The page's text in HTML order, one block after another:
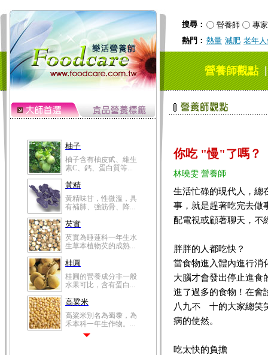
搜尋： 營養師
專家
熱門： 熱量 減肥 老年
營養師觀點
柚子
柚子含有柚皮甙、維生
素C、鈣、蛋白質等...
黃精
黃精味甘，性微溫，具
有補肺、強筋骨、降...
芡實
芡實為睡蓮科一年生水
生草本植物芡的成熟...
桂圓
桂圓的營養成分非一般
水果可比，含有蛋白...
高粱米
高粱米別名為蜀黍，為
禾本科一年生作物。...
你吃 "慢"了嗎？
林曉雯 營養師
生活忙碌的現代人，總
事，就是趕著吃完去做
配電視或顧著聊天，不
胖胖的人都吃快？
當食物進入體內進行消
大腦才會發出停止進食
進了過多的食物！在會
八九不離十的大家總笑
病的使然。
吃太快的負擔